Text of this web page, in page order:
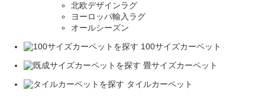
北欧デザインラグ
ヨーロッパ輸入ラグ
オールシーズン
100サイズカーペット
畳サイズカーペット
タイルカーペット